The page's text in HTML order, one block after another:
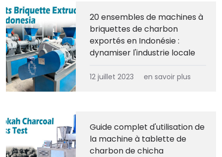
20 ensembles de machines à
briquettes de charbon
exportés en Indonésie :
dynamiser l'industrie locale
12 juillet 2023 en savoir plus
Guide complet d'utilisation de
la machine à tablette de
charbon de chicha